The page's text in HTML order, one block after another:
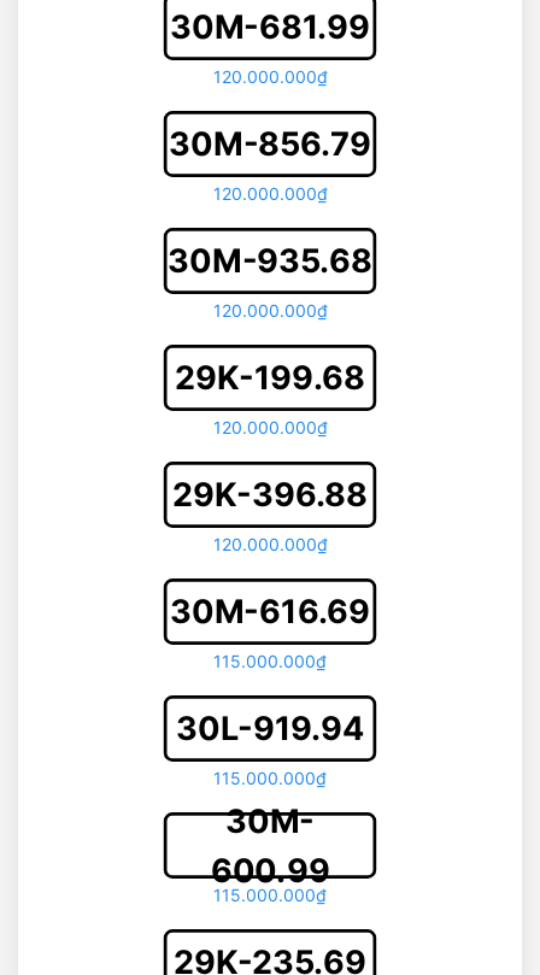
30M-681.99
120.000.000₫
30M-856.79
120.000.000₫
30M-935.68
120.000.000₫
29K-199.68
120.000.000₫
29K-396.88
120.000.000₫
30M-616.69
115.000.000₫
30L-919.94
115.000.000₫
30M-
600.99
115.000.000₫
29K-235.69